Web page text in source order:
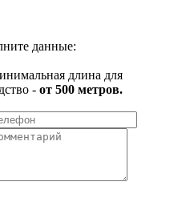
данные:
длина для
- от 500 метров.